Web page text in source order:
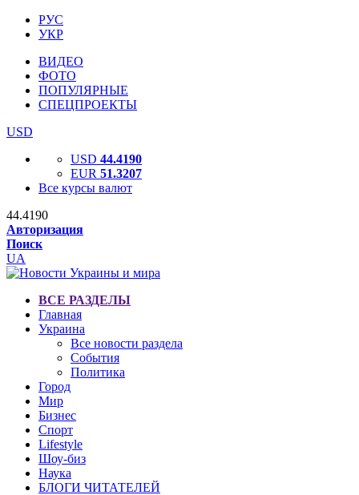
РУС
УКР
ВИДЕО
ФОТО
ПОПУЛЯРНЫЕ
СПЕЦПРОЕКТЫ
USD
USD 44.4190
EUR 51.3207
Все курсы валют
44.4190
Авторизация
Поиск
UA
ВСЕ РАЗДЕЛЫ
Главная
Украина
Все новости раздела
События
Политика
Город
Мир
Бизнес
Спорт
Lifestyle
Шоу-биз
Наука
БЛОГИ ЧИТАТЕЛЕЙ